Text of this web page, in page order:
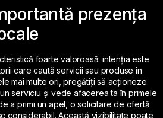
prezența
foarte valoroasă: intenția este
care caută servicii sau produse în
mai multe ori, pregătiți să acționeze.
serviciu și vede afacerea ta în primele
a primi un apel, o solicitare de ofertă
considerabil. Această vizibilitate poate